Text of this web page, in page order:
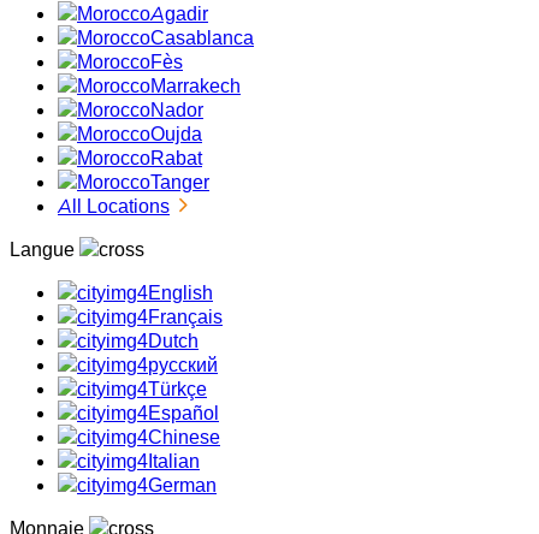
Agadir
Casablanca
Fès
Marrakech
Nador
Oujda
Rabat
Tanger
All Locations
Langue
English
Français
Dutch
русский
Türkçe
Español
Chinese
Italian
German
Monnaie